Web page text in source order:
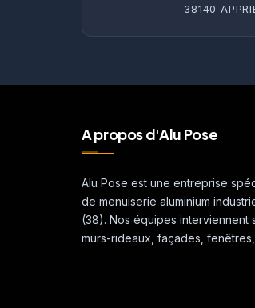
38140
A propos d'Alu Pose
Alu Pose est une entreprise
de menuiserie aluminium
(38). Nos équipes interviennent
murs-rideaux, façades,